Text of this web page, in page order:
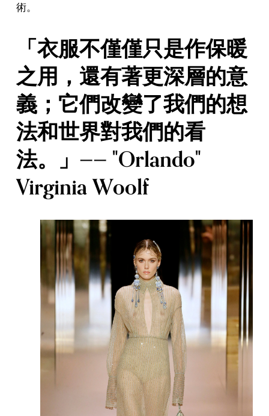
術。
「衣服不僅僅只是作保暖
之用，還有著更深層的意
義；它們改變了我們的想
法和世界對我們的看
法。」—— "Orlando"
Virginia Woolf